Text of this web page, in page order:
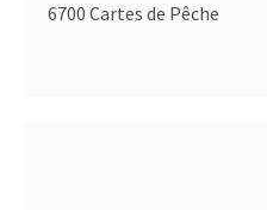
6700 Cartes de Pêche